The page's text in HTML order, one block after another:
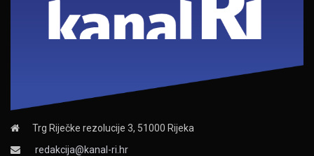
Trg Riječke rezolucije 3, 51000 Rijeka
redakcija@kanal-ri.hr